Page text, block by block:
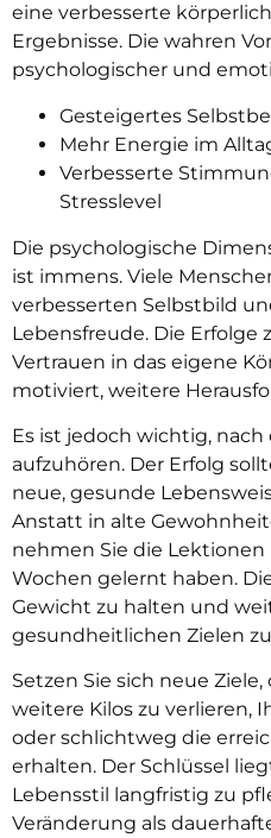
eine verbesserte
Ergebnisse. Die wahren
psychologischer und
Gesteigertes
Mehr Energie im
Verbesserte
Stresslevel
Die psychologische
ist immens. Viele
verbesserten Selbstbild
Lebensfreude. Die Erfolge
Vertrauen in das eigene
motiviert, weitere
Es ist jedoch wichtig,
aufzuhören. Der Erfolg
neue, gesunde
Anstatt in alte
nehmen Sie die
Wochen gelernt haben.
Gewicht zu halten und
gesundheitlichen Zielen
Setzen Sie sich neue
weitere Kilos zu verlieren,
oder schlichtweg die
erhalten. Der Schlüssel
Lebensstil langfristig zu
Veränderung als